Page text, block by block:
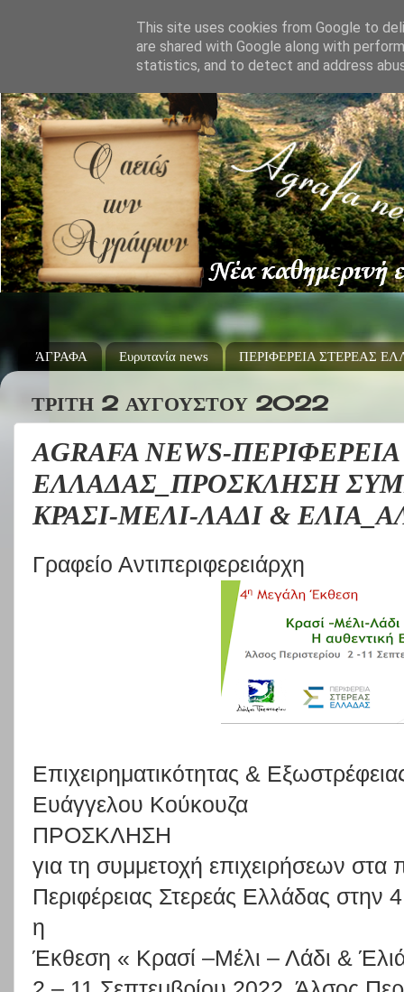
ΆΓΡΑΦΑ Ευρυτανία news ΠΕΡΙΦΕΡΕΙΑ ΣΤΕΡΕΑΣ
ΤΡΊΤΗ 2 ΑΥΓΟΎΣΤΟΥ 2022
AGRAFA NEWS-
ΕΛΛΑΔΑΣ_ΠΡΟΣΚΛΗΣΗ
ΚΡΑΣΙ-ΜΕΛΙ-ΛΑΔΙ &
Γραφείο Αντιπεριφερειάρχη
Επιχειρηματικότητας &
Ευάγγελου Κούκουζα
ΠΡΟΣΚΛΗΣΗ
για τη συμμετοχή επιχειρήσεων στα
Περιφέρειας Στερεάς Ελλάδας στην 4
η
Έκθεση « Κρασί –Μέλι – Λάδι &
This site uses cookies from Google to
are shared with Google along with
statistics, and to detect and address